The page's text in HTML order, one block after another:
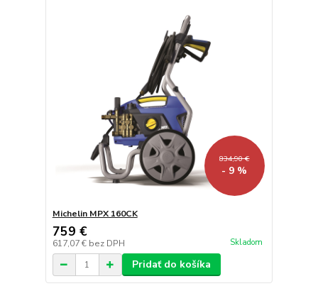
834,90 €
- 9 %
Michelin MPX 160CK
759 €
617,07 € bez DPH Skladom
Pridať do košíka